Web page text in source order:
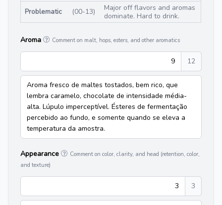
Problematic
(00-13)
Major off flavors and aromas
dominate. Hard to drink.
Aroma Comment on malt, hops, esters, and other aromatics
9 12
Aroma fresco de maltes tostados, bem rico, que
lembra caramelo, chocolate de intensidade média-
alta. Lúpulo imperceptível. Ésteres de fermentação
percebido ao fundo, e somente quando se eleva a
temperatura da amostra.
Appearance
Comment on color, clarity, and head (retention, color,
and texture)
3 3